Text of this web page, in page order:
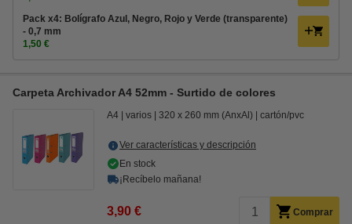
Pack x4: Bolígrafo Azul, Negro, Rojo y Verde (transparente)
- 0,7 mm
1,50 €
Carpeta Archivador A4 52mm - Surtido de colores
A4 varios 320 x 260 mm (AnxAl) cartón/pvc
Ver características y descripción
En stock
¡Recíbelo mañana!
3,90 € Comprar